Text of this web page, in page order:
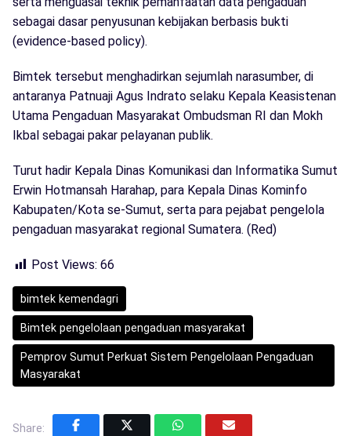
sebagai dasar penyusunan kebijakan berbasis bukti
(evidence-based policy).
Bimtek tersebut menghadirkan sejumlah narasumber, di
antaranya Patnuaji Agus Indrato selaku Kepala Keasistenan
Utama Pengaduan Masyarakat Ombudsman RI dan Mokh
Ikbal sebagai pakar pelayanan publik.
Turut hadir Kepala Dinas Komunikasi dan Informatika Sumut
Erwin Hotmansah Harahap, para Kepala Dinas Kominfo
Kabupaten/Kota se-Sumut, serta para pejabat pengelola
pengaduan masyarakat regional Sumatera. (Red)
Post Views: 66
bimtek kemendagri
Bimtek pengelolaan pengaduan masyarakat
Pemprov Sumut Perkuat Sistem Pengelolaan Pengaduan
Masyarakat
Share: